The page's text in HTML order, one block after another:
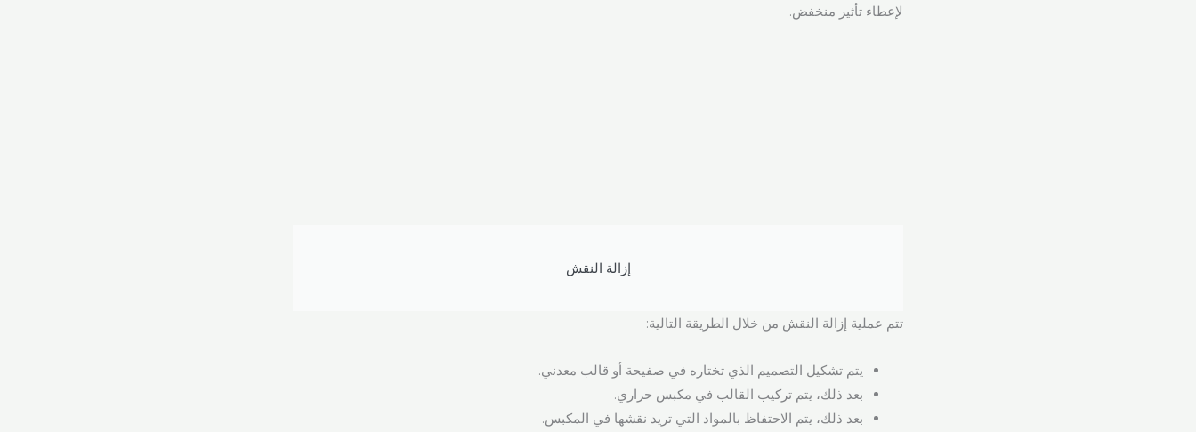
لإعطاء تأثير منخفض.
إزالة النقش
تتم عملية إزالة النقش من خلال الطريقة التالية:
يتم تشكيل التصميم الذي تختاره في صفيحة أو قالب معدني.
بعد ذلك، يتم تركيب القالب في مكبس حراري.
بعد ذلك، يتم الاحتفاظ بالمواد التي تريد نقشها في المكبس.